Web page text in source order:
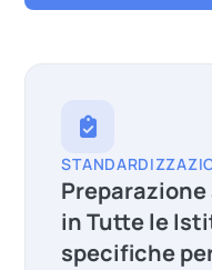
in Tutte le
specifiche